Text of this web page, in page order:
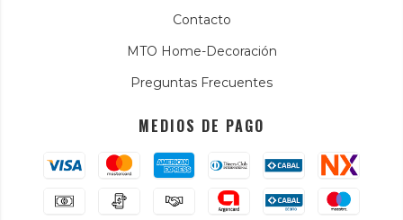
Contacto
MTO Home-Decoración
Preguntas Frecuentes
MEDIOS DE PAGO